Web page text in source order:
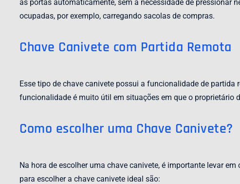
as portas automaticamente, sem a necessidade de pressionar
ocupadas, por exemplo, carregando sacolas de compras.
Chave Canivete com Partida Remota
Esse tipo de chave canivete possui a funcionalidade de
funcionalidade é muito útil em situações em que o proprietário
Como escolher uma Chave Canivete?
Na hora de escolher uma chave canivete, é importante levar
para escolher a chave canivete ideal são: